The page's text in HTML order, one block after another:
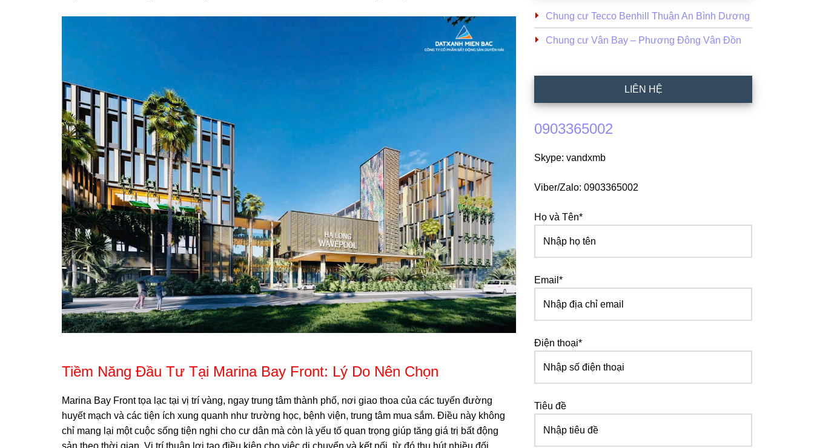
Tiềm Năng Đầu Tư Tại Marina Bay Front: Lý Do Nên Chọn
Marina Bay Front tọa lạc tại vị trí vàng, ngay trung tâm thành phố, nơi giao thoa của các tuyến đường
huyết mạch và các tiện ích xung quanh như trường học, bệnh viện, trung tâm mua sắm. Điều này không
chỉ mang lại một cuộc sống tiện nghi cho cư dân mà còn là yếu tố quan trọng giúp tăng giá trị bất động
Chung cư Tecco Benhill Thuận An Bình Dương
Chung cư Vân Bay – Phương Đông Vân Đồn
LIÊN HỆ
0903365002
Skype: vandxmb
Viber/Zalo: 0903365002
Họ và Tên*
Email*
Điện thoại*
Tiêu đề